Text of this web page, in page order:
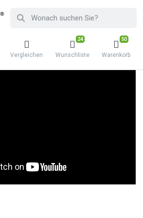
Vergleichen
24
Wunschliste
50
Warenkorb